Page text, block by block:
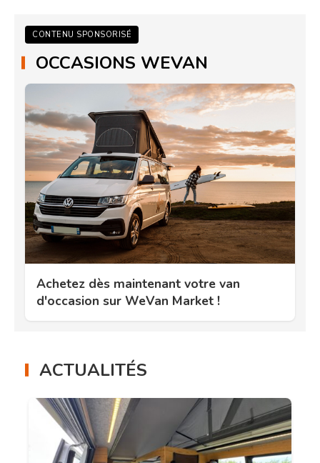
CONTENU SPONSORISÉ
OCCASIONS WEVAN
Achetez dès maintenant votre van
d'occasion sur WeVan Market !
ACTUALITÉS